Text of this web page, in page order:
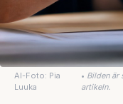
AI-Foto: Pia
Luuka
• Bilden är
artikeln.